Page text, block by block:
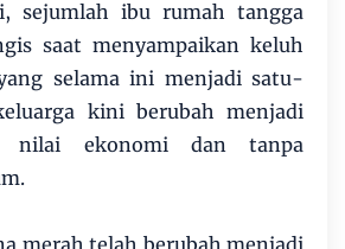
sejumlah ibu rumah tangga
saat menyampaikan keluh
selama ini menjadi satu-
kini berubah menjadi
nilai ekonomi dan tanpa